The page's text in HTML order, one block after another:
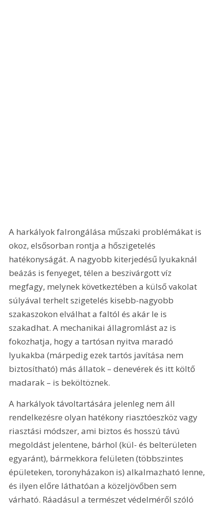
A harkályok falrongálása műszaki problémákat is
okoz, elsősorban rontja a hőszigetelés
hatékonyságát. A nagyobb kiterjedésű lyukaknál
beázás is fenyeget, télen a beszivárgott víz
megfagy, melynek következtében a külső vakolat
súlyával terhelt szigetelés kisebb-nagyobb
szakaszokon elválhat a faltól és akár le is
szakadhat. A mechanikai állagromlást az is
fokozhatja, hogy a tartósan nyitva maradó
lyukakba (márpedig ezek tartós javítása nem
biztosítható) más állatok – denevérek és itt költő
madarak – is beköltöznek.
A harkályok távoltartására jelenleg nem áll
rendelkezésre olyan hatékony riasztóeszköz vagy
riasztási módszer, ami biztos és hosszú távú
megoldást jelentene, bárhol (kül- és belterületen
egyaránt), bármekkora felületen (többszintes
épületeken, toronyházakon is) alkalmazható lenne,
és ilyen előre láthatóan a közeljövőben sem
várható. Ráadásul a természet védelméről szóló